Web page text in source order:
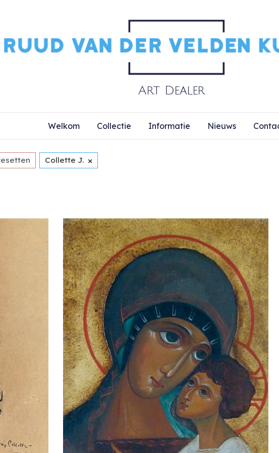
Welkom Collectie Informatie Nieuws
Collette J. ×